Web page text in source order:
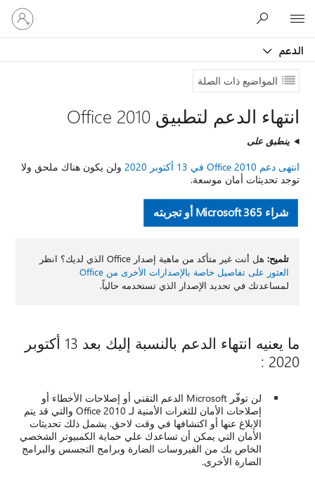
الدعم
تسجيل
الدخول
إلى
المواضيع ذات الصلة
انتهاء الدعم لتطبيق Office 2010
ينطبق على
انتهى دعم Office 2010 في 13 أكتوبر 2020
ولن يكون هناك ملحق ولا
توجد تحديثات أمان موسعة.
شراء Microsoft 365 أو تجربته
تلميح: هل أنت غير متأكد من ماهية إصدار Office الذي لديك؟ انظر
العثور على تفاصيل خاصة بالإصدارات الأخرى من Office
لمساعدتك في تحديد الإصدار الذي تستخدمه حالياً.
ما يعنيه انتهاء الدعم بالنسبة إليك بعد 13 أكتوبر
2020 :
لن توفّر Microsoft الدعم التقني أو إصلاحات الأخطاء أو
إصلاحات الأمان للثغرات الأمنية لـ Office 2010 والتي قد يتم
الإبلاغ عنها أو اكتشافها في وقت لاحق. يشمل ذلك تحديثات
الأمان التي يمكن أن تساعدك علي حماية الكمبيوتر الشخصي
الخاص بك من الفيروسات الضارة وبرامج التجسس والبرامج
الضارة الأخرى.